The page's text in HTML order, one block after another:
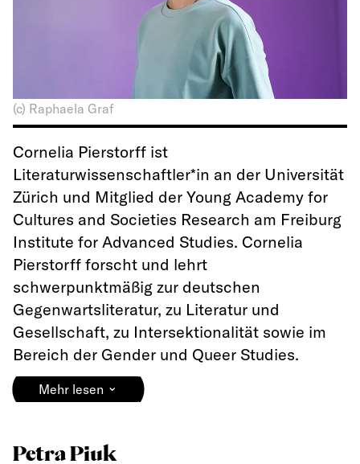
(c) Raphaela Graf
Cornelia Pierstorff ist
Literaturwissenschaftler*in an der Universität
Zürich und Mitglied der Young Academy for
Cultures and Societies Research am Freiburg
Institute for Advanced Studies. Cornelia
Pierstorff forscht und lehrt
schwerpunktmäßig zur deutschen
Gegenwartsliteratur, zu Literatur und
Gesellschaft, zu Intersektionalität sowie im
Bereich der Gender und Queer Studies.
Mehr lesen ⌄
Petra Piuk